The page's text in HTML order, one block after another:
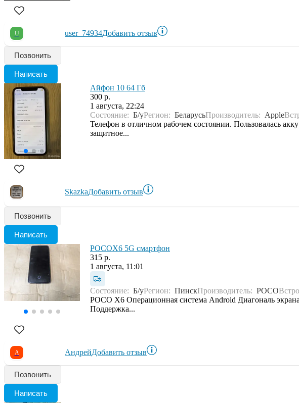
U user_74934Добавить отзыв
Позвонить
Написать
Айфон 10 64 Гб
300 р.
1 августа, 22:24
Состояние: Б/уРегион: БеларусьПроизводитель: Apple
Телефон в отличном рабочем состоянии. Пользовалась
защитное...
SkazkaДобавить отзыв
Позвонить
Написать
POCOX6 5G смартфон
315 р.
1 августа, 11:01
Состояние: Б/уРегион: ПинскПроизводитель: POCO
POCO X6 Операционная система Android Диагональ
Поддержка...
А АндрейДобавить отзыв
Позвонить
Написать